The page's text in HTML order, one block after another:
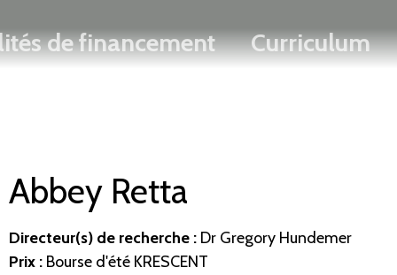
au
contenu
ENGLISH
de financement Curriculum
Abbey Retta
Directeur(s) de recherche : Dr Gregory Hundemer
Prix : Bourse d'été KRESCENT